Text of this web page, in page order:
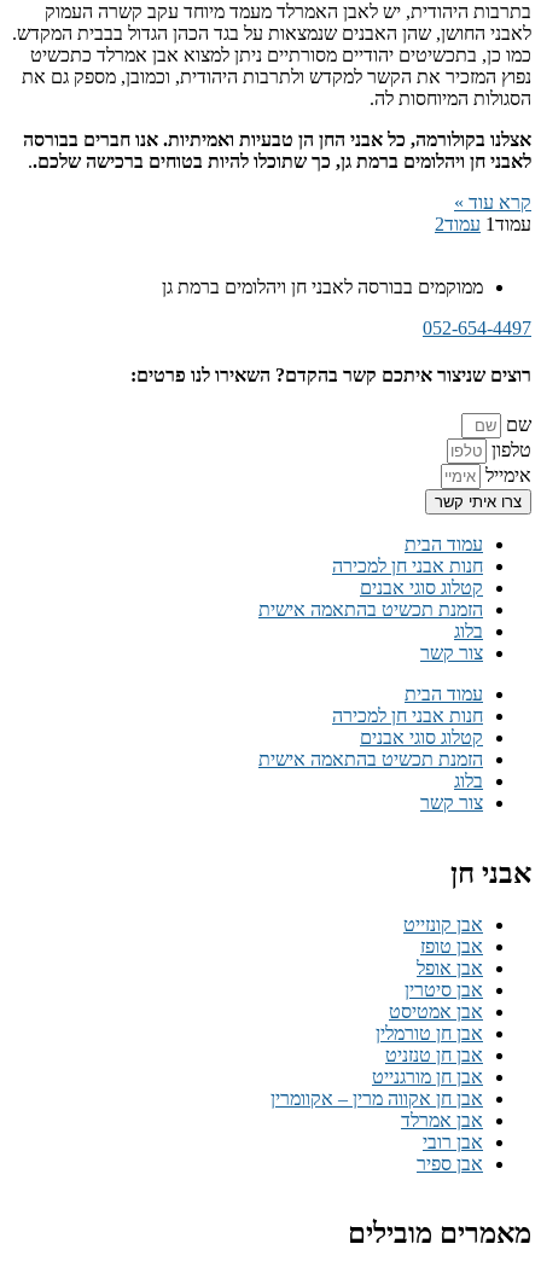
בתרבות היהודית, יש לאבן האמרלד מעמד מיוחד עקב קשרה העמוק
לאבני החושן, שהן האבנים שנמצאות על בגד הכהן הגדול בבבית המקדש.
כמו כן, בתכשיטים יהודיים מסורתיים ניתן למצוא אבן אמרלד כתכשיט
נפוץ המזכיר את הקשר למקדש ולתרבות היהודית, וכמובן, מספק גם את
הסגולות המיוחסות לה.
אצלנו בקולורמה, כל אבני החן הן טבעיות ואמיתיות. אנו חברים בבורסה
לאבני חן ויהלומים ברמת גן, כך שתוכלו להיות בטוחים ברכישה שלכם..
קרא עוד »
עמוד1 עמוד2
ממוקמים בבורסה לאבני חן ויהלומים ברמת גן
052-654-4497
רוצים שניצור איתכם קשר בהקדם? השאירו לנו פרטים:
שם
טלפון
אימייל
צרו איתי קשר
עמוד הבית
חנות אבני חן למכירה
קטלוג סוגי אבנים
הזמנת תכשיט בהתאמה אישית
בלוג
צור קשר
עמוד הבית
חנות אבני חן למכירה
קטלוג סוגי אבנים
הזמנת תכשיט בהתאמה אישית
בלוג
צור קשר
אבני חן
אבן קונזייט
אבן טופז
אבן אופל
אבן סיטרין
אבן אמטיסט
אבן חן טורמלין
אבן חן טנזניט
אבן חן מורגנייט
אבן חן אקווה מרין – אקוומרין
אבן אמרלד
אבן רובי
אבן ספיר
מאמרים מובילים